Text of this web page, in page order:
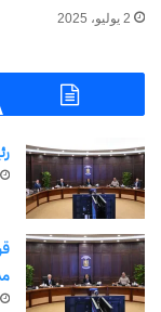
اشترك للحصول على
الإلكتروني.
كتابة بريدك الإلكتروني...
2 يوليو، 2025